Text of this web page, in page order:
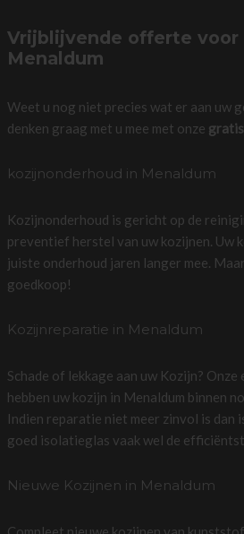
Vrijblijvende offerte voor
Menaldum
Weet u nog niet precies wat er aan uw
denken graag met u mee met onze
kozijnonderhoud in Menaldum
Kozijnonderhoud is gericht op de
preventief herstel van uw kozijnen. Uw
juiste onderhoud jaren langer mee.
goedkoop!
Kozijnreparatie in Menaldum
Schade of lekkage aan uw Kozijn? Onze
hebben uw kozijn in Menaldum binnen
Indien reparatie niet meer zinvol is dan
goed isolatieglas vaak wel de
Nieuwe Kozijnen in Menaldum